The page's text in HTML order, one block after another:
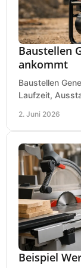
Baustellen
ankommt
Baustellen
Laufzeit,
2. Juni 2026
Beispiel